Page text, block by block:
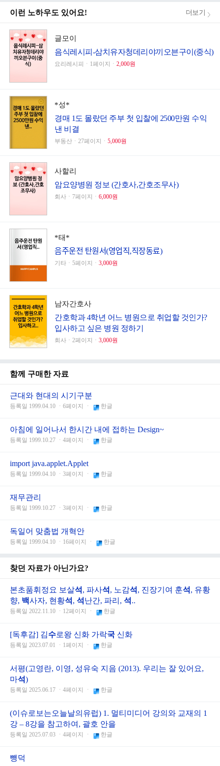
이런 노하우도 있어요! 더보기
글모이
음식레시피-삼치유자청데리야끼오븐구이(중식)
요리레시피ㆍ1페이지ㆍ 2,000원
*성*
경매 1도 몰랐던 주부 첫 입찰에 2500만원 수익
낸 비결
부동산ㆍ27페이지ㆍ 5,000원
사할리
암요양병원 정보 (간호사,간호조무사)
회사ㆍ7페이지ㆍ 6,000원
*태*
음주운전 탄원서(영업직,직장동료)
기타ㆍ5페이지ㆍ 3,000원
남자간호사
간호학과 4학년 어느 병원으로 취업할 것인가?
입사하고 싶은 병원 정하기
회사ㆍ2페이지ㆍ 3,000원
함께 구매한 자료
근대와 현대의 시기구분
등록일 1999.04.10 ㆍ6페이지 ㆍ 한글
아침에 일어나서 한시간 내에 접하는 Design~
등록일 1999.10.27 ㆍ4페이지 ㆍ 한글
import java.applet.Applet
등록일 1999.04.10 ㆍ3페이지 ㆍ 한글
재무관리
등록일 1999.10.27 ㆍ3페이지 ㆍ 한글
독일어 맞춤법 개혁안
등록일 1999.04.10 ㆍ16페이지 ㆍ 한글
찾던 자료가 아닌가요?
본초품휘정요 보살석 , 파사석 , 노감석 , 진장기여 훈석 , 유황
향, 백사자, 현황석 , 석 난간, 파리, 석 ..
등록일 2022.11.10 ㆍ12페이지 ㆍ 한글
[독후감] 김수로왕 신화 가락국 신화
등록일 2023.07.01 ㆍ1페이지 ㆍ 한글
서평(고영란, 이영, 성유숙 지음 (2013). 우리는 잘 있어요,
마석)
등록일 2025.06.17 ㆍ4페이지 ㆍ 한글
(이슈로보는오늘날의유럽) 1. 멀티미디어 강의와 교재의 1
강 – 8강을 참고하여, 괄호 안을
등록일 2025.07.03 ㆍ4페이지 ㆍ 한글
뺑덕